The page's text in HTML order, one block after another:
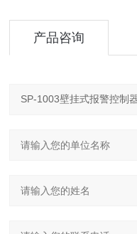
产品咨询